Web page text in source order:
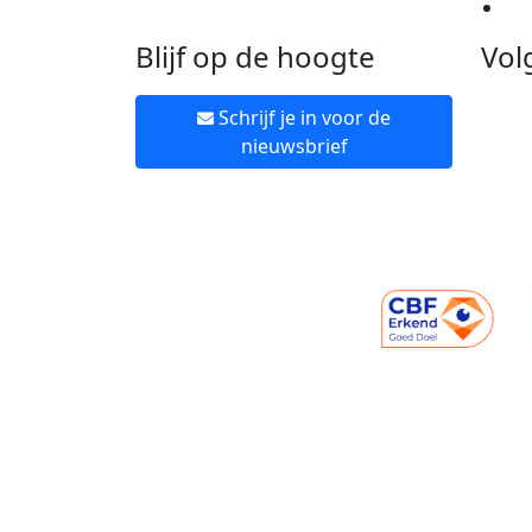
Blijf op de hoogte
Schrijf je in voor de
nieuwsbrief